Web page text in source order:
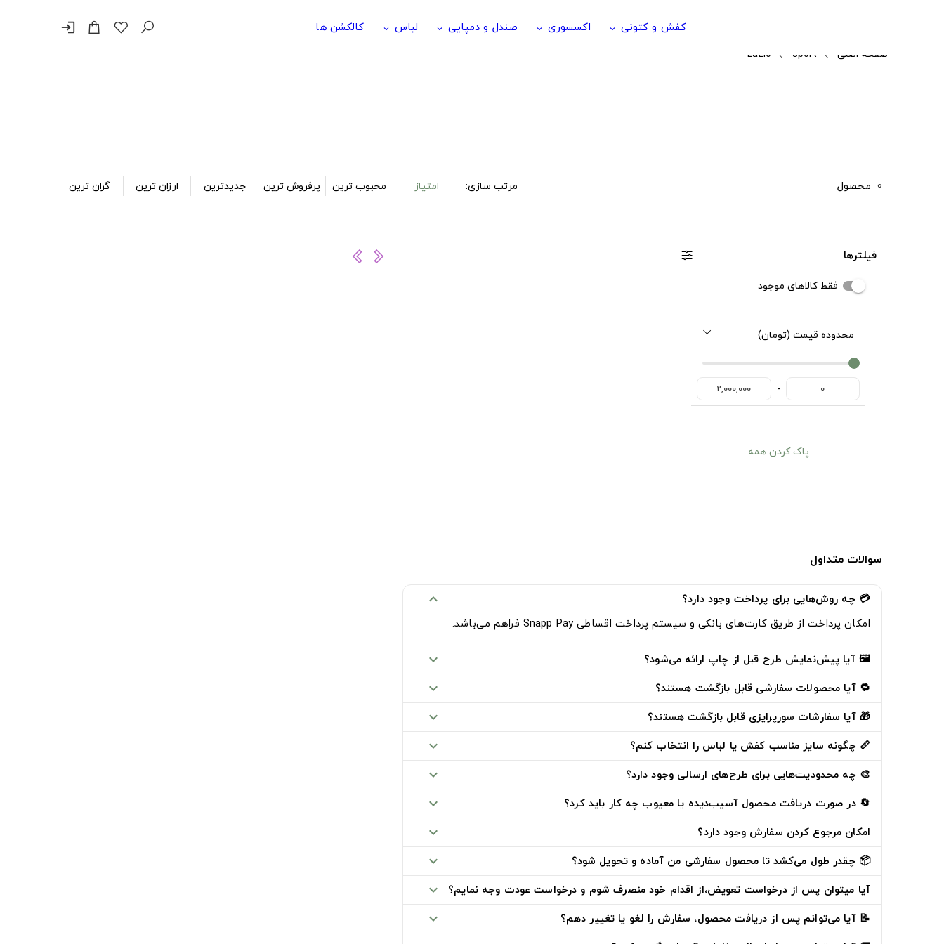
کفش و کتونی keyboard_arrow_down اکسسوری keyboard_arrow_down صندل و دمپایی keyboard_arrow_down لباس keyboard_arrow_down کالکشن ها login
صفحه اصلی sport
Lazio
0 محصول مرتب سازی: امتیاز محبوب ترین پرفروش ترین جدیدترین ارزان ترین گران ترین
فیلترها
فقط کالاهای موجود
محدوده قیمت (تومان)
0
-
2,000,000
پاک کردن همه
سوالات متداول
💳 چه روش‌هایی برای پرداخت وجود دارد؟ expand_more
امکان پرداخت از طریق کارت‌های بانکیو سیستم پرداخت اقساطی Snapp Pay فراهم می‌باشد.
🖼️ آیا پیش‌نمایش طرح قبل از چاپ ارائه می‌شود؟ expand_more
🔁 آیا محصولات سفارشی قابل بازگشت هستند؟ expand_more
🎁 آیا سفارشات سورپرایزی قابل بازگشت هستند؟ expand_more
📏 چگونه سایز مناسب کفش یا لباس را انتخاب کنم؟ expand_more
🎨 چه محدودیت‌هایی برای طرح‌های ارسالی وجود دارد؟ expand_more
🔄 در صورت دریافت محصول آسیب‌دیده یا معیوب چه کار باید کرد؟ expand_more
امکان مرجوع کردن سفارش وجود دارد؟ expand_more
📦 چقدر طول می‌کشد تا محصول سفارشی من آماده و تحویل شود؟ expand_more
آیا میتوان پس از درخواست تعویض،از اقدام خود منصرف شوم و درخواست عودت وجه نمایم؟ expand_more
📝 آیا می‌توانم پس از دریافت محصول، سفارش را لغو یا تغییر دهم؟ expand_more